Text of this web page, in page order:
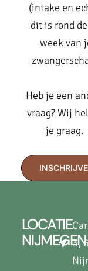
(intake en
dit is rond
week van
Heb je een
vraag? Wij
je graag.
LOCATIE
NIJMEGEN
3,